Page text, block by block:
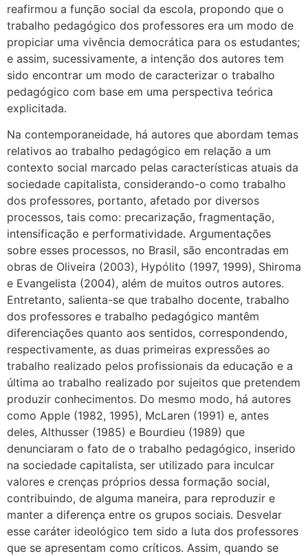
reafirmou a função social da escola, propondo que o
trabalho pedagógico dos professores era um modo de
propiciar uma vivência democrática para os estudantes;
e assim, sucessivamente, a intenção dos autores tem
sido encontrar um modo de caracterizar o trabalho
pedagógico com base em uma perspectiva teórica
explicitada.
Na contemporaneidade, há autores que abordam temas
relativos ao trabalho pedagógico em relação a um
contexto social marcado pelas características atuais da
sociedade capitalista, considerando-o como trabalho
dos professores, portanto, afetado por diversos
processos, tais como: precarização, fragmentação,
intensificação e performatividade. Argumentações
sobre esses processos, no Brasil, são encontradas em
obras de Oliveira (2003), Hypólito (1997, 1999), Shiroma
e Evangelista (2004), além de muitos outros autores.
Entretanto, salienta-se que trabalho docente, trabalho
dos professores e trabalho pedagógico mantêm
diferenciações quanto aos sentidos, correspondendo,
respectivamente, as duas primeiras expressões ao
trabalho realizado pelos profissionais da educação e a
última ao trabalho realizado por sujeitos que pretendem
produzir conhecimentos. Do mesmo modo, há autores
como Apple (1982, 1995), McLaren (1991) e, antes
deles, Althusser (1985) e Bourdieu (1989) que
denunciaram o fato de o trabalho pedagógico, inserido
na sociedade capitalista, ser utilizado para inculcar
valores e crenças próprios dessa formação social,
contribuindo, de alguma maneira, para reproduzir e
manter a diferença entre os grupos sociais. Desvelar
esse caráter ideológico tem sido a luta dos professores
que se apresentam como críticos. Assim, quando se